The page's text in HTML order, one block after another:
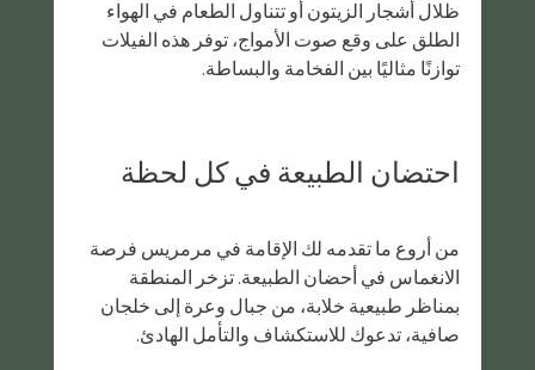
ظلال أشجار الزيتون أو تتناول الطعام في الهواء
الطلق على وقع صوت الأمواج، توفر هذه الفيلات
توازنًا مثاليًا بين الفخامة والبساطة.
احتضان الطبيعة في كل لحظة
من أروع ما تقدمه لك الإقامة في مرمريس فرصة
الانغماس في أحضان الطبيعة. تزخر المنطقة
بمناظر طبيعية خلابة، من جبال وعرة إلى خلجان
صافية، تدعوك للاستكشاف والتأمل الهادئ.